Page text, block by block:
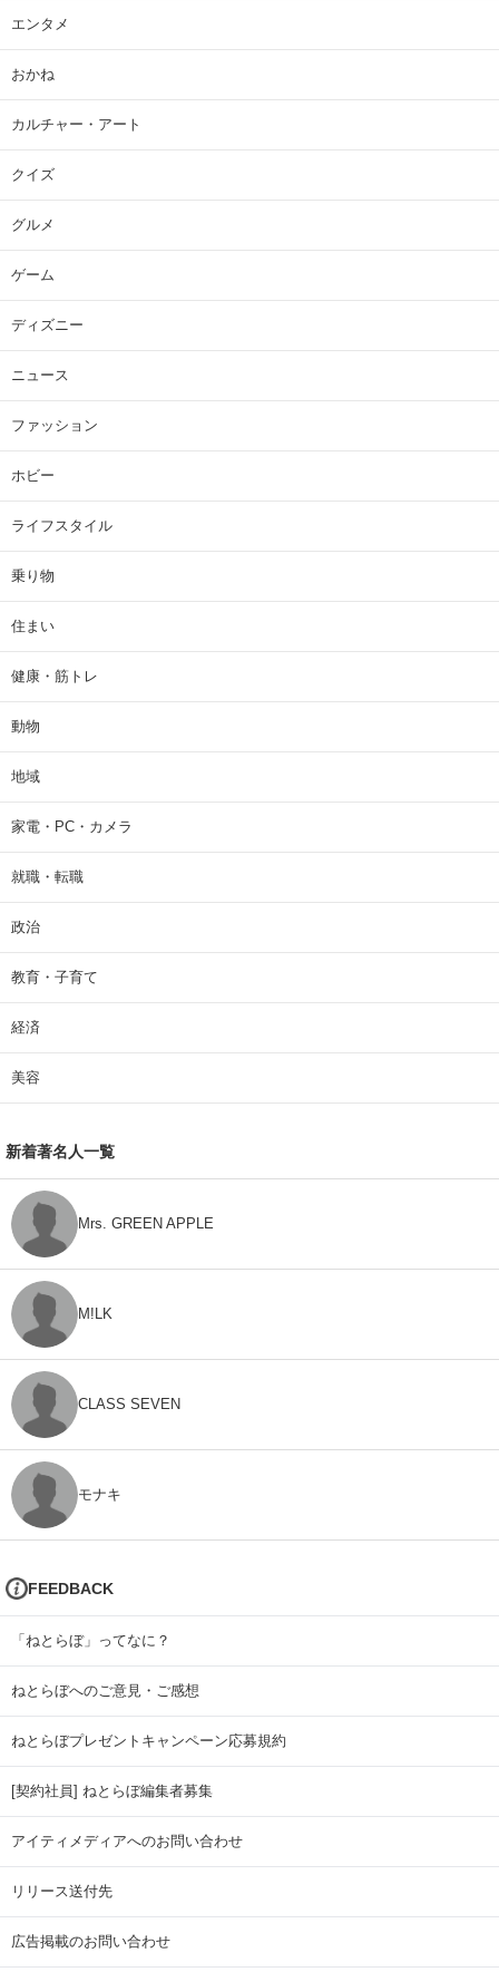
エンタメ
おかね
カルチャー・アート
クイズ
グルメ
ゲーム
ディズニー
ニュース
ファッション
ホビー
ライフスタイル
乗り物
住まい
健康・筋トレ
動物
地域
家電・PC・カメラ
就職・転職
政治
教育・子育て
経済
美容
新着著名人一覧
Mrs. GREEN APPLE
M!LK
CLASS SEVEN
モナキ
FEEDBACK
「ねとらぼ」ってなに？
ねとらぼへのご意見・ご感想
ねとらぼプレゼントキャンペーン応募規約
[契約社員] ねとらぼ編集者募集
アイティメディアへのお問い合わせ
リリース送付先
広告掲載のお問い合わせ